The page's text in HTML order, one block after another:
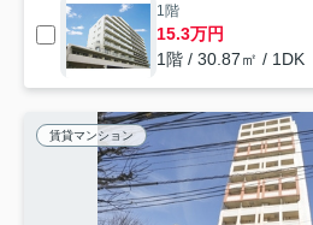
1階
15.3万円
1階 / 30.87㎡ / 1DK
賃貸マンション